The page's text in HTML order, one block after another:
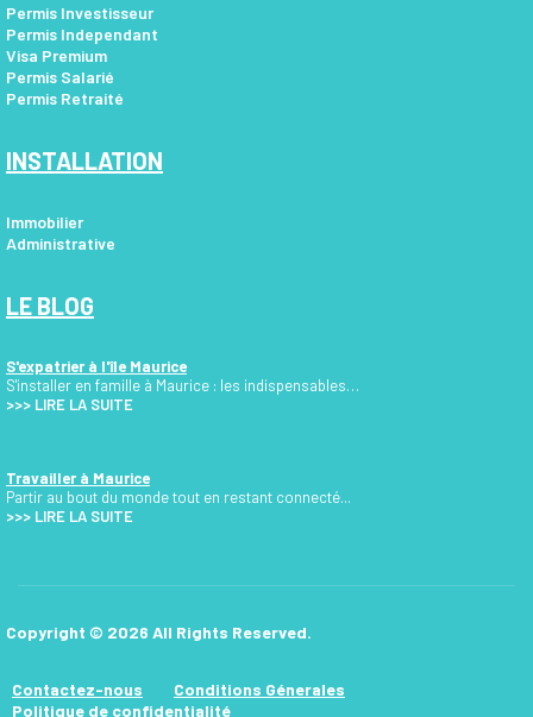
Permis Investisseur
Permis Independant
Visa Premium
Permis Salarié
Permis Retraité
INSTALLATION
Immobilier
Administrative
LE BLOG
S'expatrier à l'île Maurice
S'installer en famille à Maurice : les indispensables…
>>> LIRE LA SUITE
Travailler à Maurice
Partir au bout du monde tout en restant connecté...
>>> LIRE LA SUITE
Copyright © 2026 All Rights Reserved.
Contactez-nous
Conditions Génerales
Politique de confidentialité